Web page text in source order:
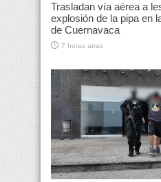
Trasladan vía aérea a
explosión de la pipa en
de Cuernavaca
7 horas atras